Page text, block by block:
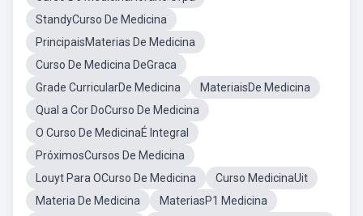
StandyCurso De Medicina
PrincipaisMaterias De Medicina
Curso De Medicina DeGraca
Grade CurricularDe Medicina
MateriaisDe Medicina
Qual a Cor DoCurso De Medicina
O Curso De MedicinaÉ Integral
PróximosCursos De Medicina
Louyt Para OCurso De Medicina
Curso MedicinaUit
Materia De Medicina
MateriasP1 Medicina